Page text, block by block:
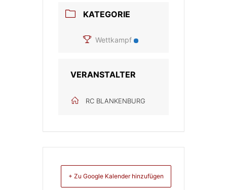
KATEGORIE
Wettkampf
VERANSTALTER
RC BLANKENBURG
+ Zu Google Kalender hinzufügen